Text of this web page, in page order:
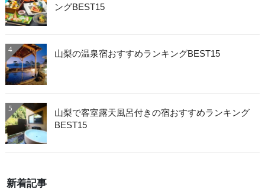
ングBEST15
4 山梨の温泉宿おすすめランキングBEST15
5
山梨で客室露天風呂付きの宿おすすめランキング
BEST15
新着記事